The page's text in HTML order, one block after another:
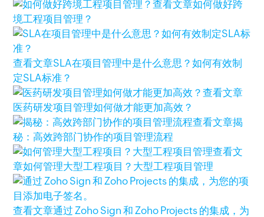
查看文章如何做好跨
境工程项目管理？
查看文章SLA在项目管理中是什么意思？如何有效制
定SLA标准？
查看文章
医药研发项目管理如何做才能更加高效？
查看文章揭
秘：高效跨部门协作的项目管理流程
查看文
章如何管理大型工程项目？大型工程项目管理
查看文章通过 Zoho Sign 和 Zoho Projects 的集成，为